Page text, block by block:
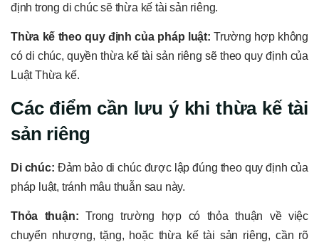
định trong di chúc sẽ thừa kế tài sản riêng.
Thừa kế theo quy định của pháp luật: Trường hợp không
có di chúc, quyền thừa kế tài sản riêng sẽ theo quy định của
Luật Thừa kế.
Các điểm cần lưu ý khi thừa kế tài
sản riêng
Di chúc: Đảm bảo di chúc được lập đúng theo quy định của
pháp luật, tránh mâu thuẫn sau này.
Thỏa thuận: Trong trường hợp có thỏa thuận về việc
chuyển nhượng, tặng, hoặc thừa kế tài sản riêng, cần rõ